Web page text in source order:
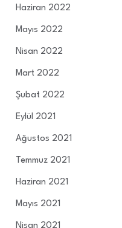
Haziran 2022
Mayıs 2022
Nisan 2022
Mart 2022
Şubat 2022
Eylül 2021
Ağustos 2021
Temmuz 2021
Haziran 2021
Mayıs 2021
Nisan 2021